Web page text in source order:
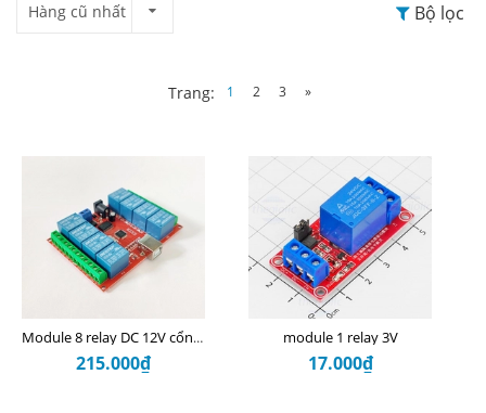
Bộ lọc
Hàng cũ nhất
Trang: 1 2 3 »
Module 8 relay DC 12V cổng USB
215.000₫
module 1 relay 3V
17.000₫